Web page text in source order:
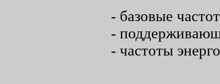
- базовые
-
- частоты